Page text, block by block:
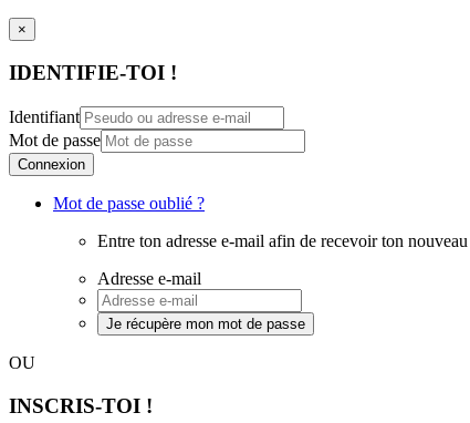
×
IDENTIFIE-TOI !
Identifiant
Mot de passe
Connexion
Mot de passe oublié ?
Entre ton adresse e-mail afin de recevoir ton nouveau
Adresse e-mail
Je récupère mon mot de passe
OU
INSCRIS-TOI !